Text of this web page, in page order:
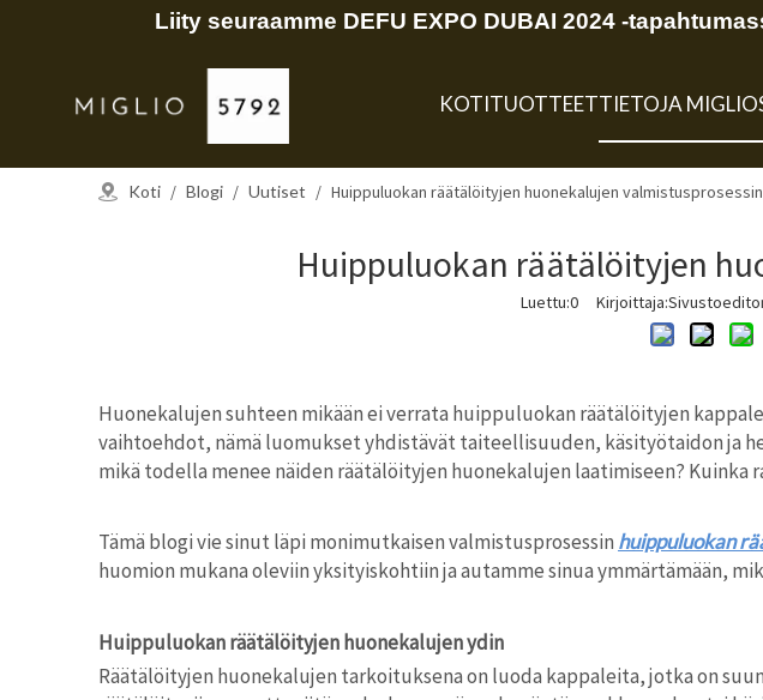
Liity seuraamme DEFU EXPO DUBAI 2024 -
KOTITUOTTEETTIETOJA
Koti / Blogi / Uutiset / Huippuluokan räätälöityjen huonekalujen
Huippuluokan räätälöityjen
Luettu:0
Huonekalujen suhteen mikään ei verrata huippuluokan räätälöityjen
vaihtoehdot, nämä luomukset yhdistävät taiteellisuuden, käsityötaidon ja
mikä todella menee näiden räätälöityjen huonekalujen laatimiseen?
Tämä blogi vie sinut läpi monimutkaisen valmistusprosessin huippuluokan
huomion mukana oleviin yksityiskohtiin ja autamme sinua ymmärtämään,
Huippuluokan räätälöityjen huonekalujen ydin
Räätälöityjen huonekalujen tarkoituksena on luoda kappaleita, jotka on